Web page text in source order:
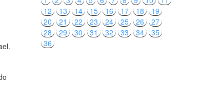
12
13 14 15 16 17 18
19
20
21 22 23 24 25 26
27
28
29 30 31 32 33 34
35
36